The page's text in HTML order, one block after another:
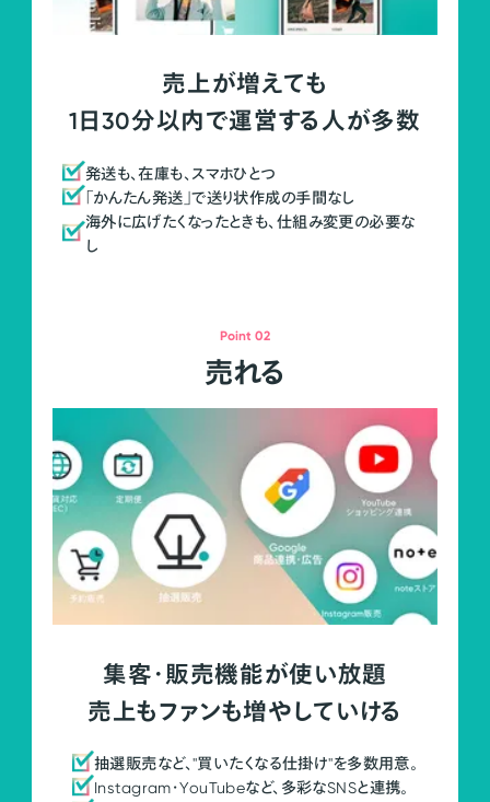
売上が増えても
1日30分以内で運営する人が多数
発送も、在庫も、スマホひとつ
「かんたん発送」で送り状作成の手間なし
海外に広げたくなったときも、仕組み変更の必要な
し
Point 02
売れる
集客・販売機能が使い放題
売上もファンも増やしていける
抽選販売など、"買いたくなる仕掛け"を多数用意。
Instagram・YouTubeなど、多彩なSNSと連携。